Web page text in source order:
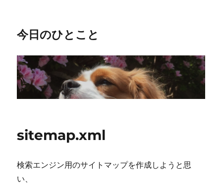
今日のひとこと
sitemap.xml
検索エンジン用のサイトマップを作成しようと思
い、